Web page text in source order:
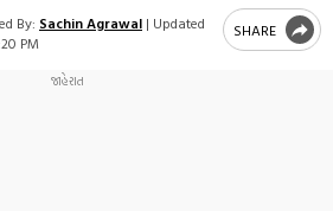
By: Sachin Agrawal | Updated
PM
SHARE